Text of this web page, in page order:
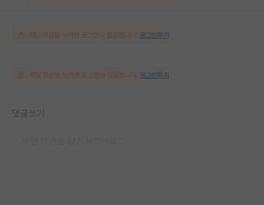
해당 댓글을 보려면 로그인이 필요합니다. 로그인하기
해당 댓글을 보려면 로그인이 필요합니다. 로그인하기
댓글쓰기